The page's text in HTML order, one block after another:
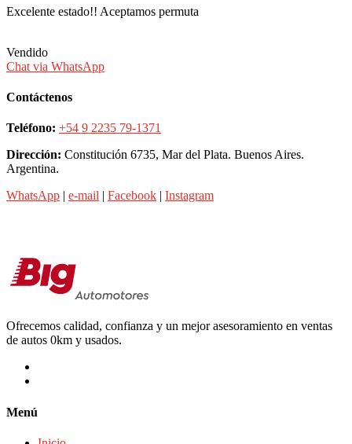
Excelente estado!! Aceptamos permuta
Vendido
Chat via WhatsApp
Contáctenos
Teléfono: +54 9 2235 79-1371
Dirección: Constitución 6735, Mar del Plata. Buenos Aires.
Argentina.
WhatsApp | e-mail | Facebook | Instagram
Ofrecemos calidad, confianza y un mejor asesoramiento en ventas
de autos 0km y usados.
Menú